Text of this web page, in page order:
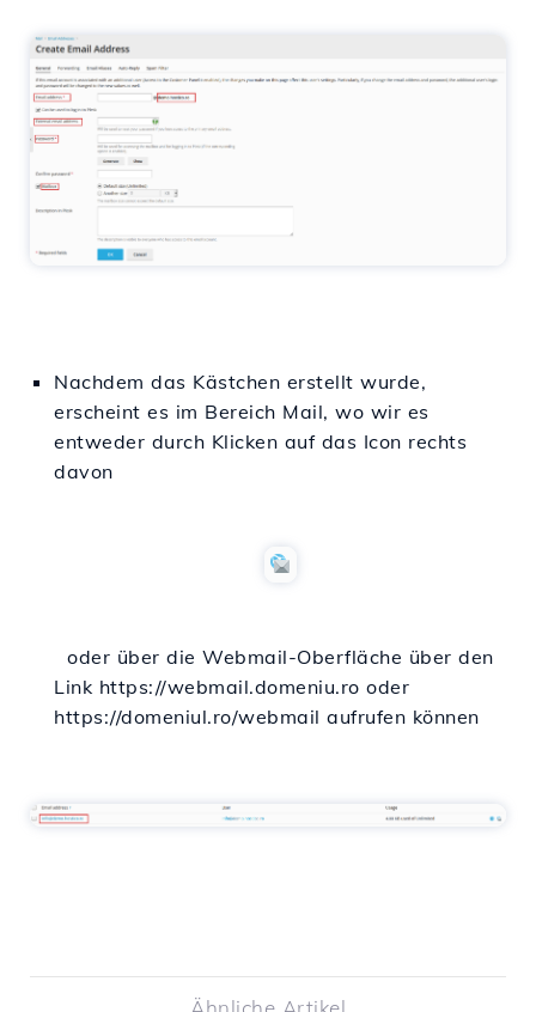
Nachdem das Kästchen erstellt wurde,
erscheint es im Bereich Mail, wo wir es
entweder durch Klicken auf das Icon rechts
davon
oder über die Webmail-Oberfläche über den
Link https://webmail.domeniu.ro oder
https://domeniul.ro/webmail aufrufen können